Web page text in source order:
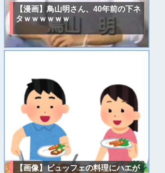
【漫画】鳥山明さん、40年前の下ネ
タｗｗｗｗｗｗ
【画像】ビュッフェの料理にハエが